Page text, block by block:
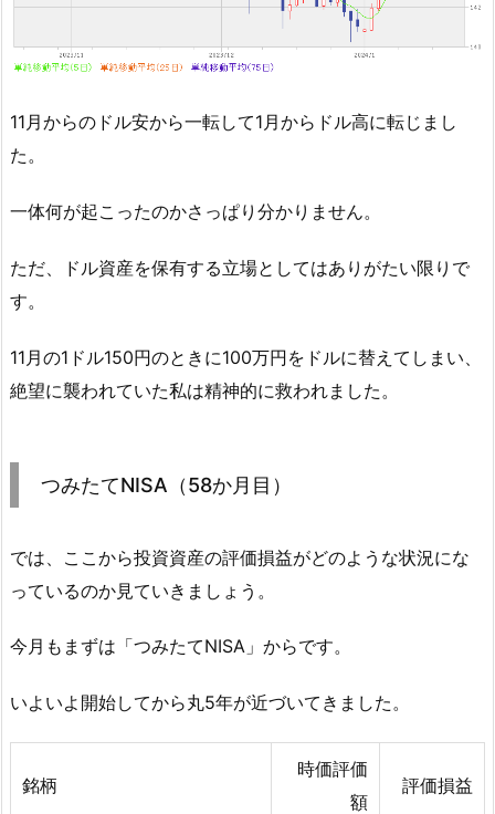
11月からのドル安から一転して1月からドル高に転じまし
た。
一体何が起こったのかさっぱり分かりません。
ただ、ドル資産を保有する立場としてはありがたい限りで
す。
11月の1ドル150円のときに100万円をドルに替えてしまい、
絶望に襲われていた私は精神的に救われました。
つみたてNISA（58か月目）
では、ここから投資資産の評価損益がどのような状況にな
っているのか見ていきましょう。
今月もまずは「つみたてNISA」からです。
いよいよ開始してから丸5年が近づいてきました。
銘柄
時価評価
額
評価損益